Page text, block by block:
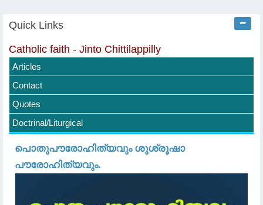
Quick Links
Catholic faith - Jinto Chittilappilly
Articles
Contact
Quotes
Doctrinal/Liturgical
പൊതുപൗരോഹിത്യവും ശുശ്രൂഷാ
പൗരോഹിത്യവും.